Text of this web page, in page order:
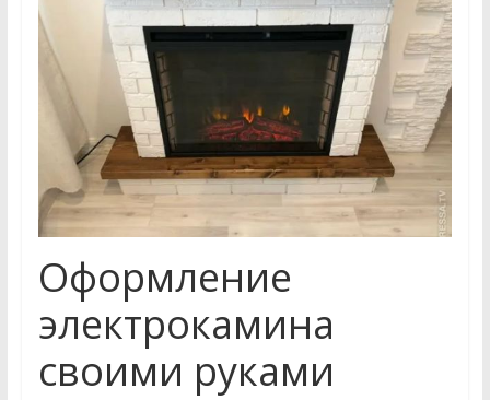
Оформление
электрокамина
своими руками